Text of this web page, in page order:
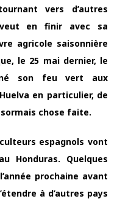
vers d’autres
en finir avec sa
agricole saisonnière
le 25 mai dernier, le
son feu vert aux
en particulier, de
chose faite.
espagnols vont
Honduras. Quelques
prochaine avant
à d’autres pays